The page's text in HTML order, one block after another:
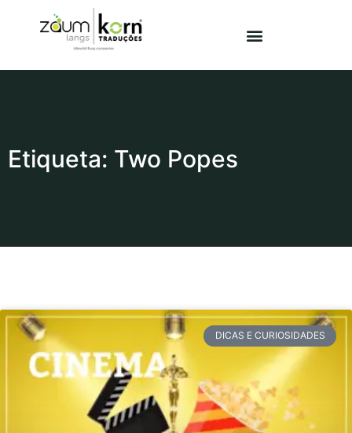
Etiqueta: Two Popes
DICAS E CURIOSIDADES